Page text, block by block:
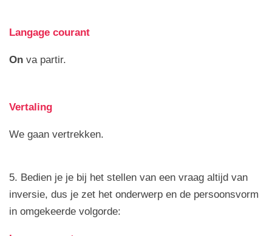
Langage courant
On va partir.
Vertaling
We gaan vertrekken.
5. Bedien je je bij het stellen van een vraag altijd van
inversie, dus je zet het onderwerp en de persoonsvorm
in omgekeerde volgorde: